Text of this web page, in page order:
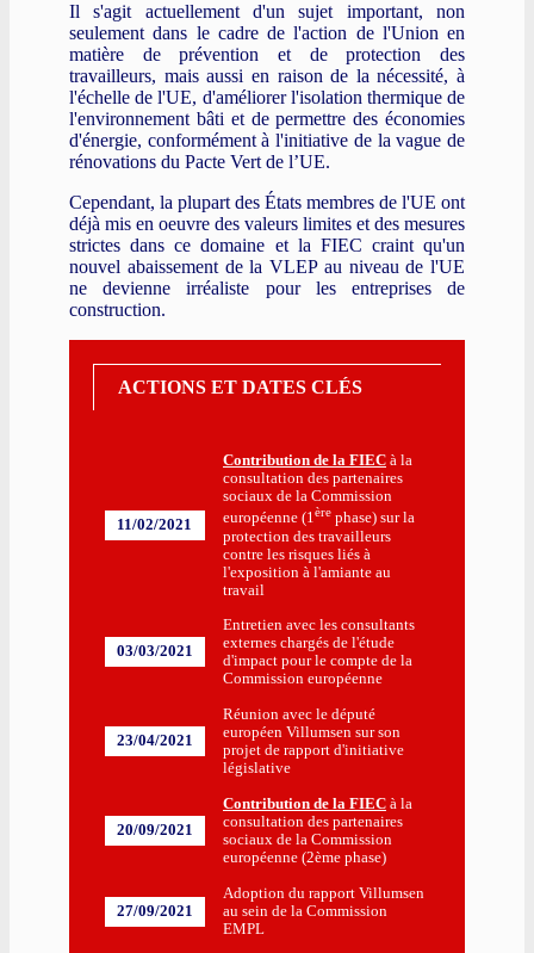
Il s'agit actuellement d'un sujet important, non
seulement dans le cadre de l'action de l'Union en
matière de prévention et de protection des
travailleurs, mais aussi en raison de la nécessité, à
l'échelle de l'UE, d'améliorer l'isolation thermique de
l'environnement bâti et de permettre des économies
d'énergie, conformément à l'initiative de la vague de
rénovations du Pacte Vert de l’UE.
Cependant, la plupart des États membres de l'UE ont
déjà mis en oeuvre des valeurs limites et des mesures
strictes dans ce domaine et la FIEC craint qu'un
nouvel abaissement de la VLEP au niveau de l'UE
ne devienne irréaliste pour les entreprises de
construction.
ACTIONS ET DATES CLÉS
11/02/2021
Contribution de la FIEC à la
consultation des partenaires
sociaux de la Commission
européenne (1ère phase) sur la
protection des travailleurs
contre les risques liés à
l'exposition à l'amiante au
travail
03/03/2021
Entretien avec les consultants
externes chargés de l'étude
d'impact pour le compte de la
Commission européenne
23/04/2021
Réunion avec le député
européen Villumsen sur son
projet de rapport d'initiative
législative
20/09/2021
Contribution de la FIEC à la
consultation des partenaires
sociaux de la Commission
européenne (2ème phase)
27/09/2021
Adoption du rapport Villumsen
au sein de la Commission
EMPL